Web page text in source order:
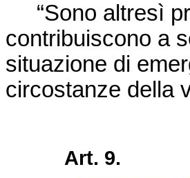
“Sono altresì
contribuiscono a
situazione di
circostanze della
Art. 9.